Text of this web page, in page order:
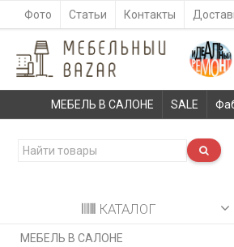
Фото Статьи Контакты
МЕБЕЛЬ В САЛОНЕ SALE
КАТАЛОГ
МЕБЕЛЬ В САЛОНЕ